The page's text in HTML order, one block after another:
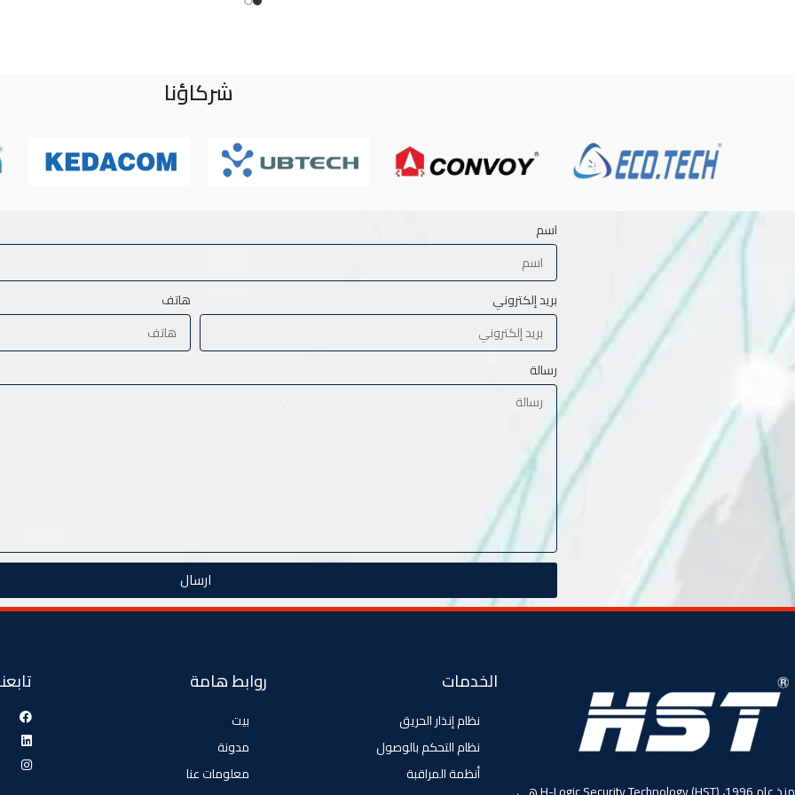
شركاؤنا
اسم
بريد إلكتروني هاتف
رسالة
ارسال
الخدمات
نظام إنذار الحريق
نظام التحكم بالوصول
أنظمة المراقبة
روابط هامة
بيت
مدونة
معلومات عنا